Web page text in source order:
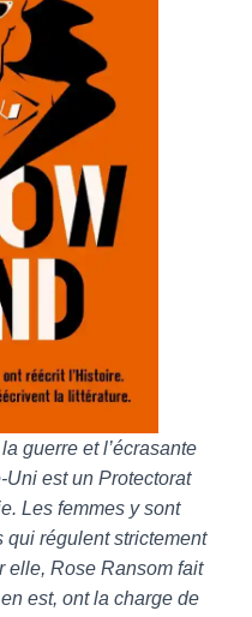
guerre et l’écrasante
est un Protectorat
Les femmes y sont
qui régulent strictement
elle, Rose Ransom fait
est, ont la charge de